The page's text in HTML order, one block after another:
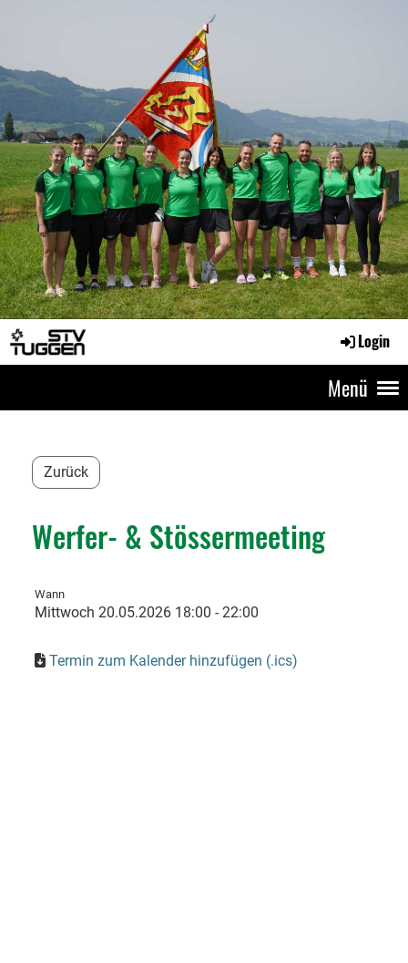
Login
Menü
Zurück
Werfer- & Stössermeeting
Wann
Mittwoch 20.05.2026 18:00 - 22:00
Termin zum Kalender hinzufügen (.ics)